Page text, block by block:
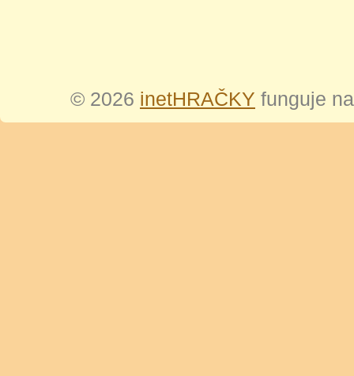
© 2026 inetHRAČKY funguje